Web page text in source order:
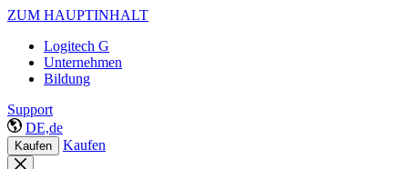
ZUM HAUPTINHALT
Logitech G
Unternehmen
Bildung
Support
DE,de
Kaufen Kaufen